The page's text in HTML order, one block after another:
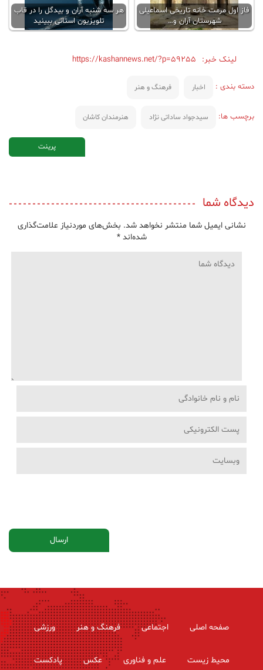
فاز اول مرمت خانه تاریخی اسماعیلی
شهرستان آران و…
هر سه شنبه آران و بیدگل را در قاب
تلویزیون استانی ببینید
لینک خبر: https://kashannews.net/?p=59255
دسته بندی : اخبار فرهنگ و هنر
برچسب ها: سیدجواد ساداتی نژاد هنرمندان کاشان
پرینت
دیدگاه شما
نشانی ایمیل شما منتشر نخواهد شد. بخش‌های موردنیاز علامت‌گذاری
شده‌اند*
صفحه اصلی اجتماعی فرهنگ و هنر ورزشی
محیط زیست علم و فناوری عکس پادکست